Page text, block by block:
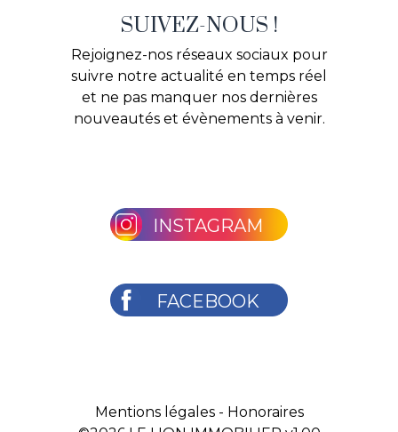
SUIVEZ-NOUS !
Rejoignez-nos réseaux sociaux pour
suivre notre actualité en temps réel
et ne pas manquer nos dernières
nouveautés et évènements à venir.
INSTAGRAM
FACEBOOK
Mentions légales- Honoraires